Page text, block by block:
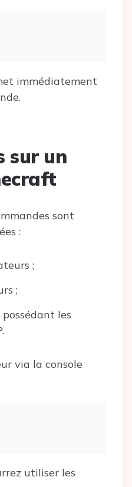
immédiatement
sur un
sont
:
;
;
les
via la console
utiliser les